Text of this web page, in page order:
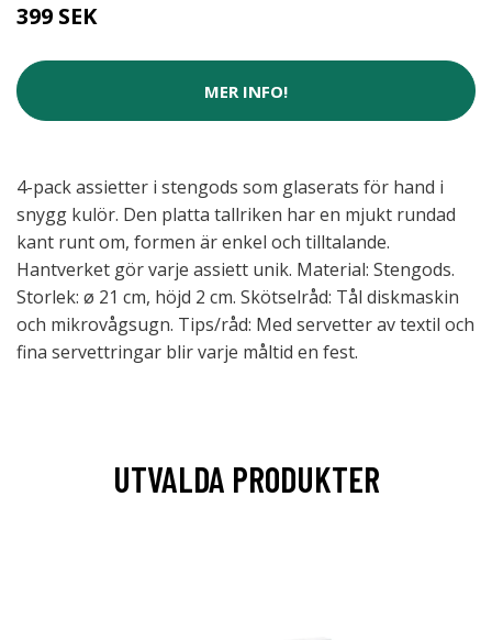
399 SEK
MER INFO!
4-pack assietter i stengods som glaserats för hand i
snygg kulör. Den platta tallriken har en mjukt rundad
kant runt om, formen är enkel och tilltalande.
Hantverket gör varje assiett unik. Material: Stengods.
Storlek: ø 21 cm, höjd 2 cm. Skötselråd: Tål diskmaskin
och mikrovågsugn. Tips/råd: Med servetter av textil och
fina servettringar blir varje måltid en fest.
UTVALDA PRODUKTER